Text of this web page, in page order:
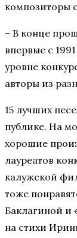
композиторы
– В конце
впервые с
уровне
авторы из
15 лучших
публике. На
хорошие
лауреатов
калужской
тоже
Баклагиной и
на стихи